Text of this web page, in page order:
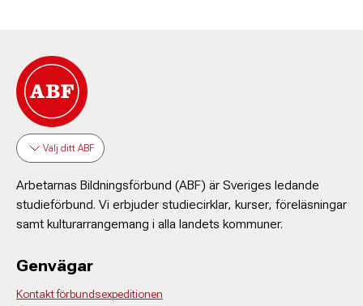
Välj ditt ABF
Arbetarnas Bildningsförbund (ABF) är Sveriges ledande
studieförbund. Vi erbjuder studiecirklar, kurser, föreläsningar
samt kulturarrangemang i alla landets kommuner.
Genvägar
Kontakt förbundsexpeditionen